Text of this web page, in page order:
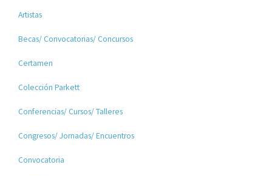
Artistas
Becas/ Convocatorias/ Concursos
Certamen
Colección Parkett
Conferencias/ Cursos/ Talleres
Congresos/ Jornadas/ Encuentros
Convocatoria